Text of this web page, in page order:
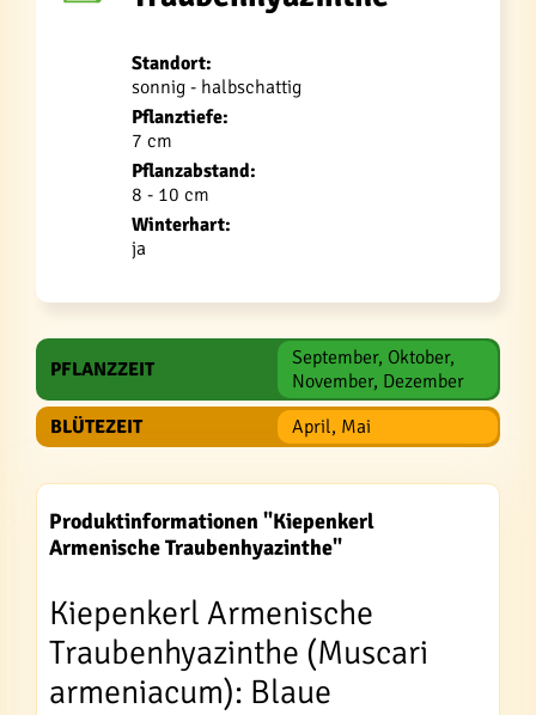
Standort:
sonnig - halbschattig
Pflanztiefe:
7 cm
Pflanzabstand:
8 - 10 cm
Winterhart:
ja
PFLANZZEIT
September, Oktober,
November, Dezember
BLÜTEZEIT
April, Mai
Produktinformationen "Kiepenkerl
Armenische Traubenhyazinthe"
Kiepenkerl Armenische
Traubenhyazinthe (Muscari
armeniacum): Blaue